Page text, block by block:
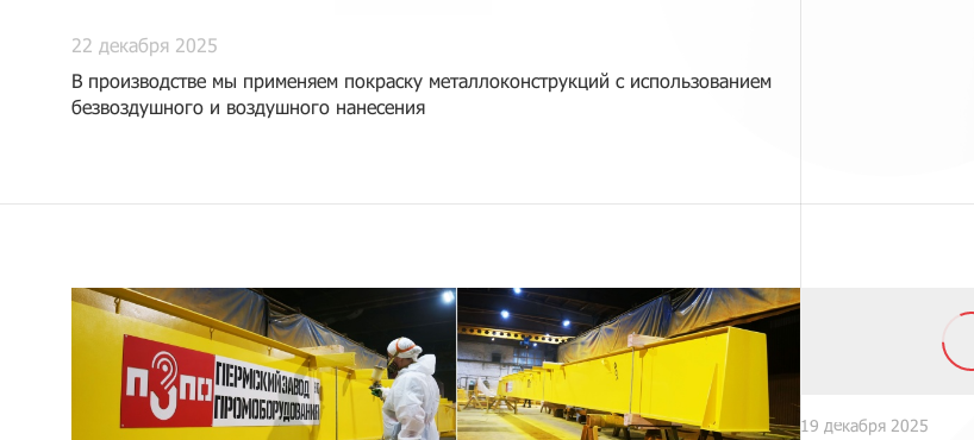
22 декабря 2025
В производстве мы применяем покраску металлоконструкций с использованием
безвоздушного и воздушного нанесения
19 декабря 2025